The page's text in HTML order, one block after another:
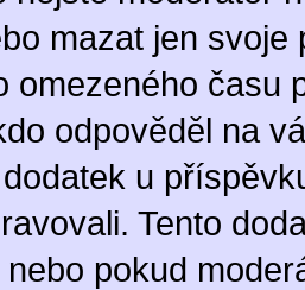
mazat jen
omezeného
odpověděl na
u
Tento
pokud